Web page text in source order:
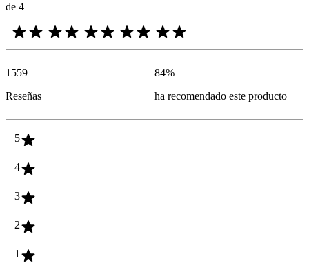
de 4
1559
Reseñas
84%
ha recomendado este producto
5
4
3
2
1